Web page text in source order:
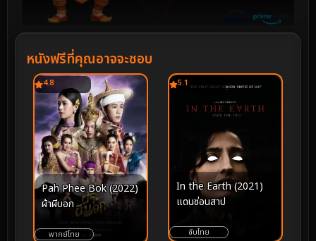
หนังฟรีที่คุณอาจจะชอบ
4.8
Pah Phee Bok (2022)
ผ้าผีบอก
พากย์ไทย
5.1
In the Earth (2021)
แดนซ่อนสาป
ซับไทย